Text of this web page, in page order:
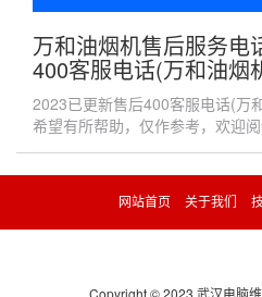
万和油烟机售后服务电
400客服电话(万和油烟
2023已更新售后400客服电话(万
希望有所帮助，仅作参考，欢迎
网站首页 关于我们